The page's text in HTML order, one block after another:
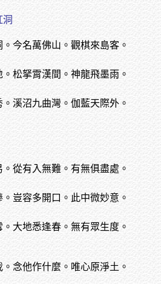
今名萬佛山。觀棋來島客。
松拏霄漢間。神龍飛墨雨。
溪沼九曲灣。伽藍天際外。
從有入無難。有無俱盡處。
豈容多開口。此中微妙意。
大地悉逢春。無有眾生度。
念他作什麼。唯心原淨土。